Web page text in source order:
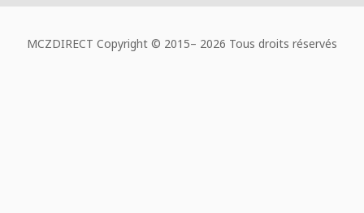
MCZDIRECT Copyright © 2015– 2026 Tous droits réservés